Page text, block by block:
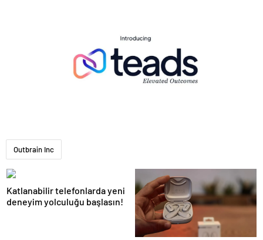
Outbrain Inc
Katlanabilir telefonlarda yeni
deneyim yolculuğu başlasın!